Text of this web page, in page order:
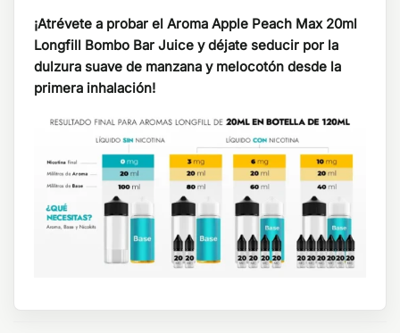
¡Atrévete a probar el Aroma Apple Peach Max 20ml
Longfill Bombo Bar Juice y déjate seducir por la
dulzura suave de manzana y melocotón desde la
primera inhalación!